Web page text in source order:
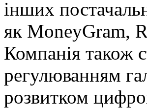
інших
як MoneyGram,
Компанія також
регулюванням
розвитком